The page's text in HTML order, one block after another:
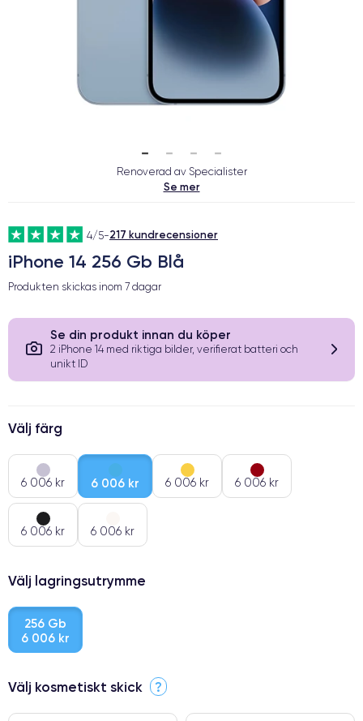
Renoverad av Specialister
Se mer
4/5-217 kundrecensioner
iPhone 14 256 Gb Blå
Produkten skickas inom 7 dagar
Se din produkt innan du köper
2 iPhone 14 med riktiga bilder, verifierat batteri och
unikt ID
Välj färg
6 006 kr 6 006 kr 6 006 kr 6 006 kr
6 006 kr 6 006 kr
Välj lagringsutrymme
256 Gb
6 006 kr
Välj kosmetiskt skick ?